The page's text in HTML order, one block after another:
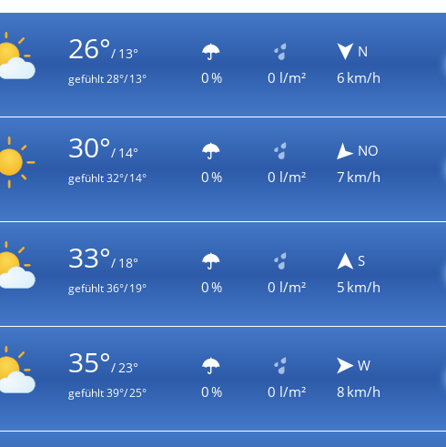
26°/ 13°
gefühlt28°/ 13° 0 % 0 l/m²
N
6 km/h
30°/ 14°
gefühlt32°/ 14° 0 % 0 l/m²
NO
7 km/h
33°/ 18°
gefühlt36°/ 19° 0 % 0 l/m²
S
5 km/h
35°/ 23°
gefühlt39°/ 25° 0 % 0 l/m²
W
8 km/h